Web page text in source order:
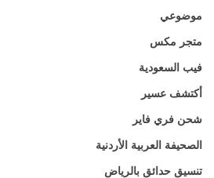
موضوعي
متجر مكس
فيب السعودية
أكتشف عسير
شحن فري فاير
الصحيفة العربية الأردنية
تنسيق حدائق بالرياض